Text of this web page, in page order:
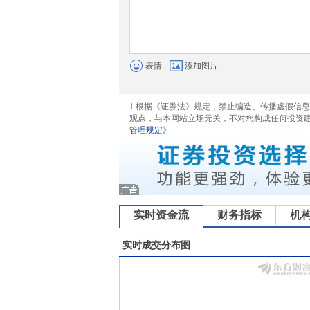
表情 添加图片
1.根据《证券法》规定，禁止编造、传播虚假信
观点，与本网站立场无关，不对您构成任何投资
管理规定》
实时资金流 财务指标 机
实时成交分布图